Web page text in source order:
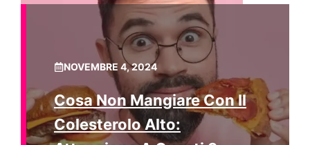
NOVEMBRE 4, 2024
Cosa Non Mangiare Con Il
Colesterolo Alto: